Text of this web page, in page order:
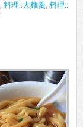
, 料理::大麵羹, 料理::